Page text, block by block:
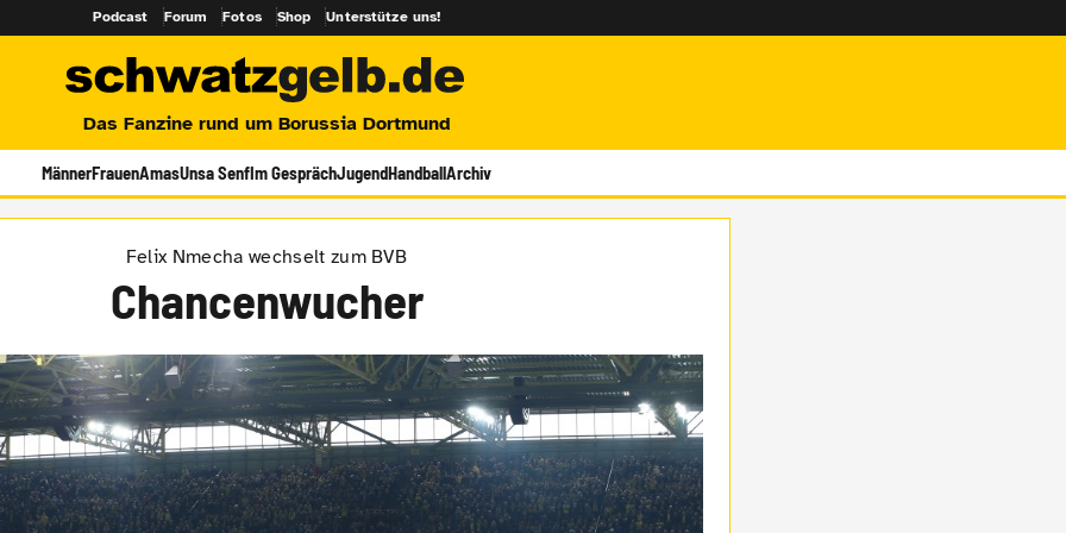
Podcast Forum Fotos Shop Unterstütze uns!
Das Fanzine rund um Borussia Dortmund
MännerFrauenAmasUnsa SenfIm GesprächJugendHandballArchiv
Felix Nmecha wechselt zum BVB
Chancenwucher